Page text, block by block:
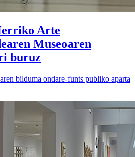
Arte
Museoaren
buruz
bilduma ondare-funts publiko aparta